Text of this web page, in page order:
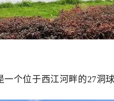
一个位于西江河畔的27洞